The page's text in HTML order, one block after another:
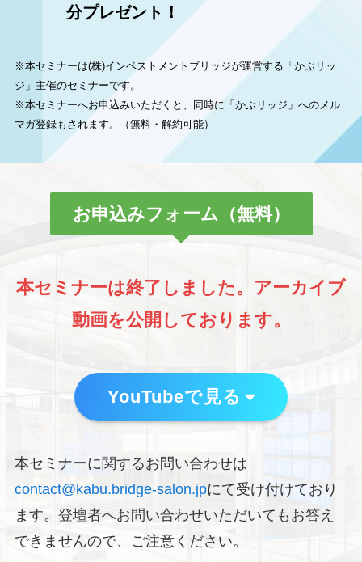
分プレゼント！
※本セミナーは(株)インベストメントブリッジが運営する「かぶリッ
ジ」主催のセミナーです。
※本セミナーへお申込みいただくと、同時に「かぶリッジ」へのメル
マガ登録もされます。（無料・解約可能）
お申込みフォーム（無料）
本セミナーは終了しました。アーカイブ
動画を公開しております。
YouTubeで見る
本セミナーに関するお問い合わせは
contact@kabu.bridge-salon.jpにて受け付けており
ます。登壇者へお問い合わせいただいてもお答え
できませんので、ご注意ください。